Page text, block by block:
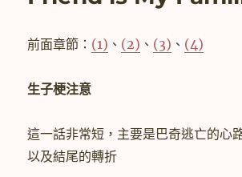
is
前面章節： (1) 、 (2) 、 (3) 、 (4)
生子梗注意
這一話非常短，主要是巴奇逃亡的心
以及結尾的轉折